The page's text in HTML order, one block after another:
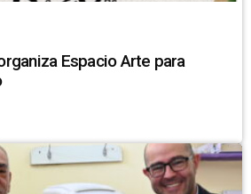
Espacio Arte para